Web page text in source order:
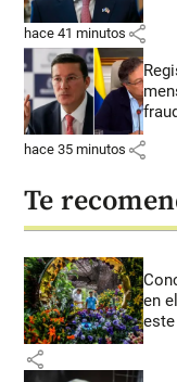
hace 41 minutos share
hace 35 minutos share
Te
en
share